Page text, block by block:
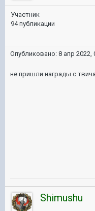
Участник
94 публикации
Опубликовано: 8 апр 2022,
не пришли награды с твича
Shimushu